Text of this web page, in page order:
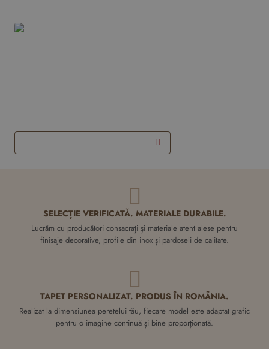
SELECȚIE VERIFICATĂ. MATERIALE DURABILE.
Lucrăm cu producători consacrați și materiale atent alese pentru
finisaje decorative, profile din inox și pardoseli de calitate.
TAPET PERSONALIZAT. PRODUS ÎN ROMÂNIA.
Realizat la dimensiunea peretelui tău, fiecare model este adaptat grafic
pentru o imagine continuă și bine proporționată.